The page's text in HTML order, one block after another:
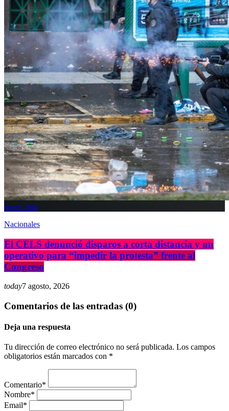
insert_link
Nacionales
El CELS denunció disparos a corta distancia y un
operativo para “impedir la protesta” frente al
Congreso
today7 agosto, 2026
Comentarios de las entradas (0)
Deja una respuesta
Tu dirección de correo electrónico no será publicada. Los campos
obligatorios están marcados con *
Comentario*
Nombre*
Email*